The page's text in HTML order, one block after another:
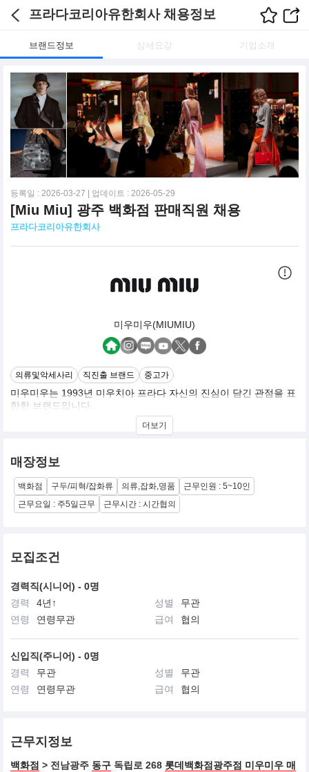
프라다코리아유한회사 채용정보
브랜드정보 상세요강 기업소개
등록일 : 2026-03-27 | 업데이트 : 2026-05-29
[Miu Miu] 광주 백화점 판매직원 채용
프라다코리아유한회사
미우미우(MIUMIU)
의류및악세사리 직진출 브랜드 중고가
미우미우는 1993년 미우치아 프라다 자신의 진심이 담긴 관점을 표
한한 브랜드입니다.
미우미우는 여성 내면에 숨겨진 복잡하고 파격적이며 충동적인 특
성을 반영한 하나의 세계라고 할 수 있습니다.
싶은 열망을 불러일으키면서 '트렌드 메이커'라는 수식어가 잘 어울
리는 글로벌 브랜드입니다.
더보기
매장정보
백화점 구두/피혁/잡화류 의류,잡화,명품
근무인원 : 5~10인
근무요일 : 주5일근무
근무시간 : 시간협의
모집조건
경력직(시니어) - 0명
경력
4년↑ 성별
무관
연령
연령무관 급여 협의
신입직(주니어) - 0명
경력
무관 성별
무관
연령
연령무관 급여 협의
근무지정보
백화점 > 전남광주 동구 독립로 268 롯데백화점광주점 미우미우 매